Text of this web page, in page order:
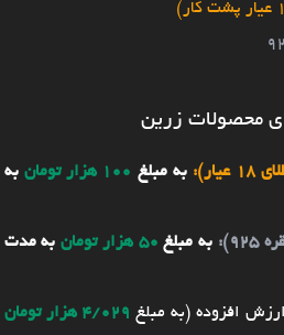
محصولات زرین
به مبلغ 100 هزار تومان
به
به مبلغ 50 هزار تومان
به مدت
4/029 هزار تومان